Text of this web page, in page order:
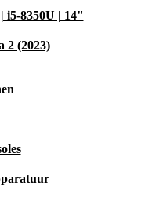
i5-8350U | 14"
2 (2023)